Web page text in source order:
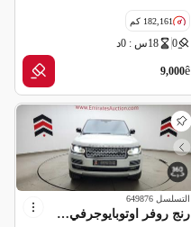
182,161 كم
0 18س : 0د
ê
9,000
التسلسل 649876
رنج روفر اوتوبايوجرفي 2015